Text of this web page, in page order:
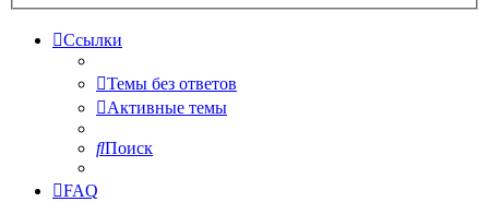
Ссылки
Темы без ответов
Активные темы
Поиск
FAQ